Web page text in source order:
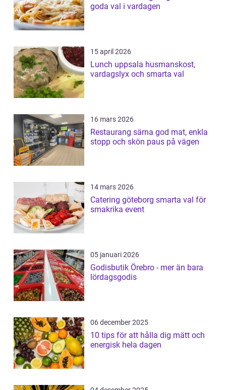
goda val i vardagen
15 april 2026
Lunch uppsala husmanskost,
vardagslyx och smarta val
16 mars 2026
Restaurang särna god mat, enkla
stopp och skön paus på vägen
14 mars 2026
Catering göteborg smarta val för
smakrika event
05 januari 2026
Godisbutik Örebro - mer än bara
lördagsgodis
06 december 2025
10 tips för att hålla dig mätt och
energisk hela dagen